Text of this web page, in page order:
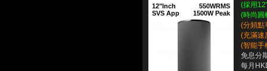
12"Inch
SVS App
550WRMS
1500W Peak
(採用
(時尚圓
(分頻點
(充滿速
(智能手
免息分
每月